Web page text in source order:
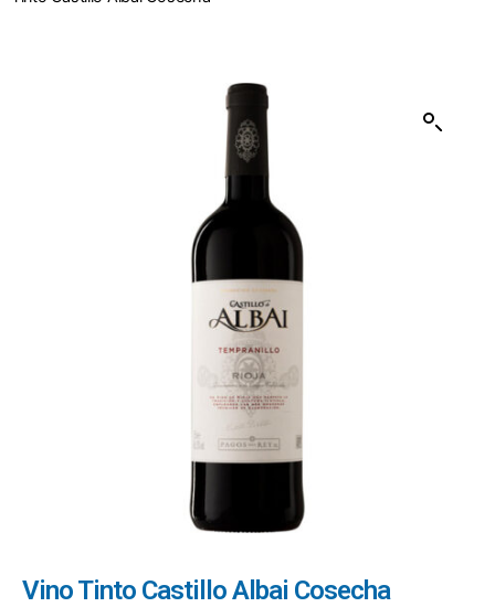
Vino Tinto Castillo Albai Cosecha